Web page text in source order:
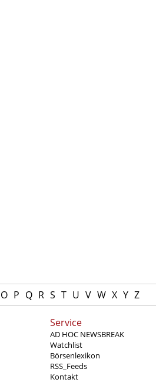
O P Q R S T U V W X Y Z
Service
AD HOC NEWSBREAK
Watchlist
Börsenlexikon
RSS_Feeds
Kontakt